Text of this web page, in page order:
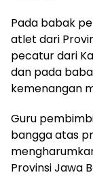
Pada babak
atlet dari
pecatur dari
dan pada
kemenangan
Guru
bangga atas
Provinsi Jawa